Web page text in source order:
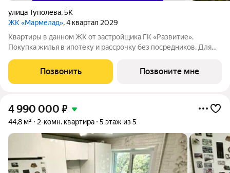
улица Туполева,5К
ЖК «Мармелад», 4 квартал 2029
Квартиры в данном ЖК от застройщика ГК «Развитие».
Покупка жилья в ипотеку и рассрочку без посредников. Для
обращайтесь в отдел продаж застройщика.
Позвонить Позвоните мне
4 990 000 ₽
44,8 м² 2-комн. квартира 5 этаж из 5